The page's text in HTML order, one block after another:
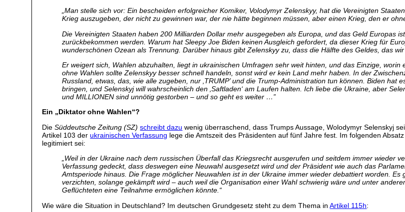
„Man stelle sich vor: Ein bescheiden erfolgreicher Komiker, Volodymyr Zelenskyy, hat die Vereinigten
Krieg auszugeben, der nicht zu gewinnen war, der nie hätte beginnen müssen, aber einen Krieg, den er
Die Vereinigten Staaten haben 200 Milliarden Dollar mehr ausgegeben als Europa, und das Geld Europas
zurückbekommen werden. Warum hat Sleepy Joe Biden keinen Ausgleich gefordert, da dieser Krieg für
wunderschönen Ozean als Trennung. Darüber hinaus gibt Zelenskyy zu, dass die Hälfte des Geldes, das wir
Er weigert sich, Wahlen abzuhalten, liegt in ukrainischen Umfragen sehr weit hinten, und das Einzige, worin
ohne Wahlen sollte Zelenskyy besser schnell handeln, sonst wird er kein Land mehr haben. In der
Russland, etwas, das, wie alle zugeben, nur ‚TRUMP’ und die Trump-Administration tun können. Biden
bringen, und Selenskyj will wahrscheinlich den ‚Saftladen‘ am Laufen halten. Ich liebe die Ukraine, aber
und MILLIONEN sind unnötig gestorben – und so geht es weiter …”
Ein „Diktator ohne Wahlen“?
DieSüddeutsche Zeitung (SZ) schreibt dazu wenig überraschend, dass Trumps Aussage, Wolodymyr Selenskyj
Artikel 103 derukrainischen Verfassung lege die Amtszeit des Präsidenten auf fünf Jahre fest. Im folgenden
legitimiert sei:
„Weil in der Ukraine nach dem russischen Überfall das Kriegsrecht ausgerufen und seitdem immer wieder
Verfassung gedeckt, dass deswegen eine Neuwahl ausgesetzt wird und der Präsident wie auch das
Amtsperiode hinaus. Die Frage möglicher Neuwahlen ist in der Ukraine immer wieder debattiert worden.
verzichten, solange gekämpft wird – auch weil die Organisation einer Wahl schwierig wäre und unter
Geflüchteten eine Teilnahme ermöglichen könnte.“
Wie wäre die Situation in Deutschland? Im deutschen Grundgesetz steht zu dem Thema inArtikel 115h: